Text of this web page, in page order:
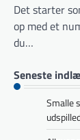
Det starter
op med et
du…
Seneste
Smalle